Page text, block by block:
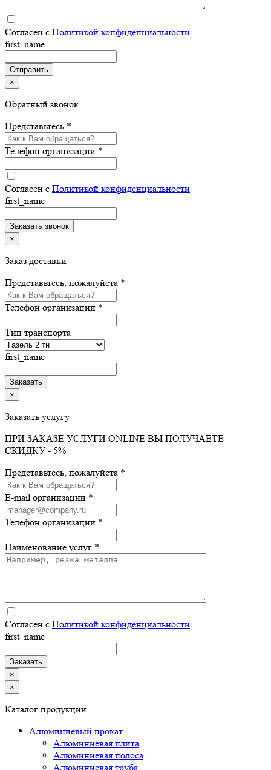
Согласен с Политикой конфиденциальности
first_name
×
Обратный звонок
Представьтесь *
Телефон организации *
Согласен с Политикой конфиденциальности
first_name
×
Заказ доставки
Представьтесь, пожалуйста *
Телефон организации *
Тип транспорта
first_name
×
Заказать услугу
ПРИ ЗАКАЗЕ УСЛУГИ ONLINE ВЫ ПОЛУЧАЕТЕ
СКИДКУ - 5%
Представьтесь, пожалуйста *
E-mail организации *
Телефон организации *
Наименование услуг *
Согласен с Политикой конфиденциальности
first_name
×
×
Каталог продукции
Алюминиевый прокат
Алюминиевая плита
Алюминиевая полоса
Алюминиевая труба